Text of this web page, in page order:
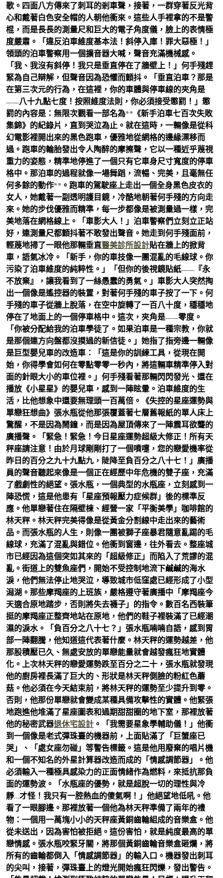
歌。四面八方傳來了刺耳的剎車聲，接著，一群穿著反光背
心和戴著白色安全帽的人朝他衝來。這些人手裡拿的不是警
棍，而是長長的測量尺和巨大的電子角度儀，臉上的表情極
度嚴肅。「違反泊車維度基本法！斜停入庫！罪大惡極！」
領頭的泊車警察用一個擴音器大喊，聲音充滿機械感。
「我、我沒有斜停！我只是垂直停在了牆壁上！」何手殘趕
緊為自己辯解，但聲音因為恐懼而顫抖。「垂直泊車？那是
在第三次元的行為，在這裡，你的車體與停車線的夾角是
——八十九點七度！按照維度法則，你必須接受懲罰！」懲
罰的內容是：無限次觀看一部名為**《新手泊車七百次失敗
集錦》的紀錄片，直到哭泣為止。就在這時，一輛像是從科
幻電影裡開出來的黑色跑車，優雅地從網格的邊緣漂移而
過。跑車的輪胎發出令人陶醉的摩擦聲，它以一種近乎蔑視
重力的姿態，精準地停進了一個只有它車身尺寸寬度的停車
格中。那泊車的過程就像一場舞蹈，流暢、完美，且毫無任
何多餘的動作**。跑車的駕駛座上走出一個全身黑色皮衣的
女人，她戴著一副透明護目鏡，冷酷地朝著何手殘的方向走
來。她的步伐優雅而精準，每一步都像是被測量過一樣，完
美地落在網格線上。「車影大人！」泊車警察們立刻立正站
好，連測量尺都顫抖著不敢發出聲音。她走到何手殘面前，
輕蔑地掃了一眼他那輛垂直醫美診所設計貼在牆上的掀背
車，語氣冰冷。「新手，你的車技像一團混亂的毛線球。你
污染了泊車維度的純粹性。」「但你的後視鏡貼紙——『永
不放棄』，讓我看到了一絲愚蠢的勇氣。」車影大人突然掏
出一個像是遙控器的裝置，對著何手殘的車子按了一下。何
手殘的車子從牆上脫落，在空中旋轉了一百八十度，穩穩地
停在了地面上的一個停車格中。這次，夾角是——零度。
「你被分配給我的泊車學徒了。如果泊車是一種宗教，你就
是那個連方向盤都沒摸過的新信徒。」她指了指旁邊一輛像
是巨型嬰兒車的改造車：「這是你的訓練工具，從現在開
始，你得學會如何在零點零零一秒內，將這輛車精準停入對
面的針眼大小的車位裡。」何手殘看著那輛閃閃發光、還在
播放《小星星》的嬰兒車，感到一陣眩暈。泊車維度的生
活，比他想象中還要無理頭一百萬倍。《失控的星座運勢與
單戀狂想曲》張水瓶從他那張覆蓋著七層舊報紙的單人床上
驚醒，不是因為鬧鐘，而是因為屋頂傳來了一陣震耳欲聾的
廣播聲。「緊急！緊急！今日星座運勢超級大修正！所有天
秤座請注意！由於月球剛剛打了一個噴嚏，您的戀愛機率從
昨日的百分之九十九點九，陡降至負百分之八十七！」廣播
員的聲音聽起來像是一個正在經歷中年危機的雙子座，充滿
了戲劇性的絕望。張水瓶，一個典型的水瓶座，立刻感到一
陣恐慌，這是他患有「星座預報壓力症候群」後的標準反
應。他單戀著住在隔壁棟、經營一家「平衡美學」咖啡館的
林天秤。林天秤完美得像是從黃金分割線中走出來的藝術
品。而張水瓶的人生，則像一團被獅子座暴君隨意亂踢的毛
線球，充滿了混亂與錯位。他衝到窗邊，往外看去。整座城
市已經因為這個突如其來的「超級修正」而陷入了荒謬的混
亂。街道上的雙魚座們，開始不受控制地流下鹹鹹的海水
淚，他們無法停止地哭泣，導致城市低窪處已經形成了小型
潟湖。那些摩羯座的上班族，嚴格遵守著廣播中「摩羯座今
天適合原地踏步，否則將失去襪子」的指令。數百名西裝筆
挺的摩羯座正整齊地站在原地，他們的鞋子裡裝滿了已經潮
濕的淚水。「負百分之八十七？」張水瓶喃喃自語，感到胃
部一陣翻騰，他知道這代表著什麼。林天秤的運勢越差，他
那股積壓已久、無處安放的單戀能量就會越發瘋狂地實體
化。上次林天秤的戀愛運勢跌至百分之二十，張水瓶就發現
他的廚房裡長滿了巨大的、形狀是林天秤側臉的粉紅色蘑
菇。他必須在今天結束前，將林天秤的運勢至少提升到零。
否則，他那份單戀就會變成某種具備攻擊性的實體。他緊張
地跑進他堆滿了星座圖表和過期甜甜圈的地下室，那裡放著
他的秘密武器退休宅設計 。「我需要星象學輔助儀！」他衝
到一個像是老式彈珠臺的機器前，上面貼滿了「巨蟹座已
哭」、「處女座勿碰」等警告標籤。這是他用廢棄的唱片機
和一個不知名的外星計算器改造而成的「情感調節器」。他
必須輸入一種極具感染力的正面情緒作為燃料，來抵抗那負
面的運勢波。「水瓶座的優勢，就是超脫一切的理性與冷
靜…才怪！我只有一腔熱血的傻氣啊！」他絕望地低吼。他
看了一眼腳邊。那裡放著一個他為林天秤準備了兩年的禮
物：一個用一萬塊小小的天秤座黃銅齒輪組成的音樂盒。他
從未送出，因為害怕被拒絕。這份害怕，就是純度最高的單
戀情感。張水瓶咬緊牙關，將那個黃銅齒輪音樂盒砸爛，將
所有的齒輪都倒入「情感調節器」的輸入口。機器發出刺耳
的尖叫，接著，彈珠臺上的燈光開始瘋狂閃爍，發出警告。